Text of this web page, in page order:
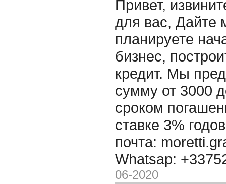
Привет,
для вас, Дайте
планируете
бизнес,
кредит. Мы
сумму от 3000
сроком
ставке 3%
почта:
Whatsap:
06-2020